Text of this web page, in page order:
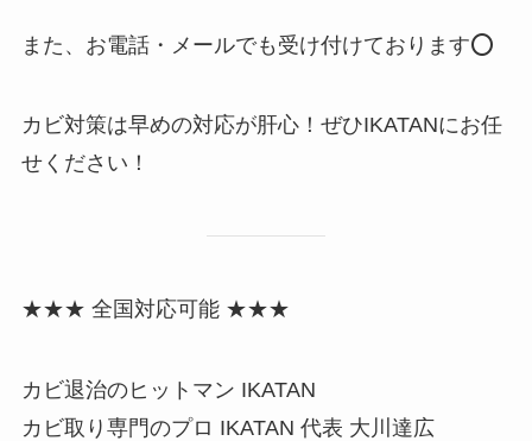
また、お電話・メールでも受け付けております⭕️
カビ対策は早めの対応が肝心！ぜひIKATANにお任
せください！
★★★ 全国対応可能 ★★★
カビ退治のヒットマン IKATAN
カビ取り専門のプロ IKATAN 代表 大川達広